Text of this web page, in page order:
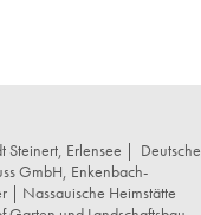
Steinert, Erlensee | Deutsche
GmbH, Enkenbach-
| Nassauische Heimstätte